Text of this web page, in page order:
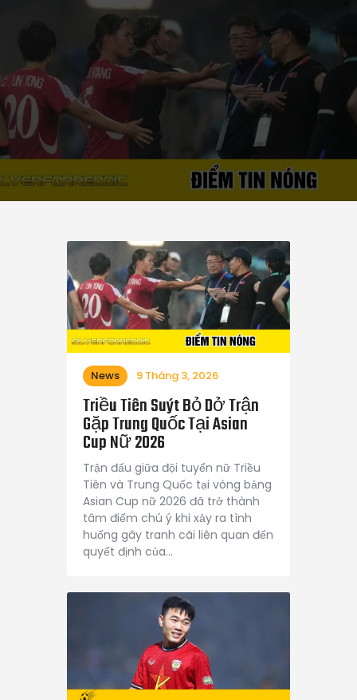
News 9 Tháng 3, 2026
Triều Tiên Suýt Bỏ Dở Trận
Gặp Trung Quốc Tại Asian
Cup Nữ 2026
Trận đấu giữa đội tuyển nữ Triều
Tiên và Trung Quốc tại vòng bảng
Asian Cup nữ 2026 đã trở thành
tâm điểm chú ý khi xảy ra tình
huống gây tranh cãi liên quan đến
quyết định của…